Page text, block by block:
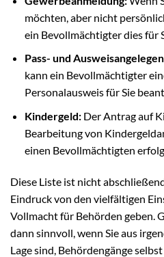
möchten, aber nicht
ein Bevollmächtigter dies für
Pass- und
kann ein Bevollmächtigter
Personalausweis für Sie
Kindergeld:Der Antrag auf
Bearbeitung von
einen Bevollmächtigten
Diese Liste ist nicht
Eindruck von den vielfältigen
Vollmacht für Behörden geben.
dann sinnvoll, wenn Sie aus
Lage sind, Behördengänge selbst